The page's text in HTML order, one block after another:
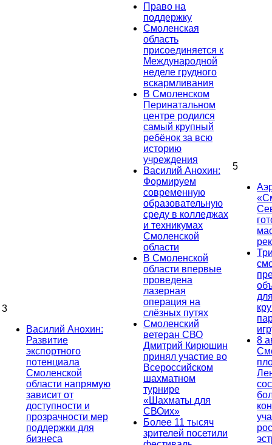
3
Василий Анохин:
Развитие
экспортного
потенциала
Смоленской
области напрямую
зависит от
доступности и
прозрачности мер
поддержки для
бизнеса
Право на
поддержку
Смоленская
область
присоединяется к
Международной
неделе грудного
вскармливания
В Смоленском
Перинатальном
центре родился
самый крупный
ребёнок за всю
историю
учреждения
Василий Анохин:
Формируем
современную
образовательную
среду в колледжах
и техникумах
Смоленской
области
В Смоленской
области впервые
проведена
лазерная
операция на
слёзных путях
Смоленский
ветеран СВО
Дмитрий Кирюшин
принял участие во
Всероссийском
шахматном
турнире
«Шахматы для
СВОих»
Более 11 тысяч
зрителей посетили
5
8